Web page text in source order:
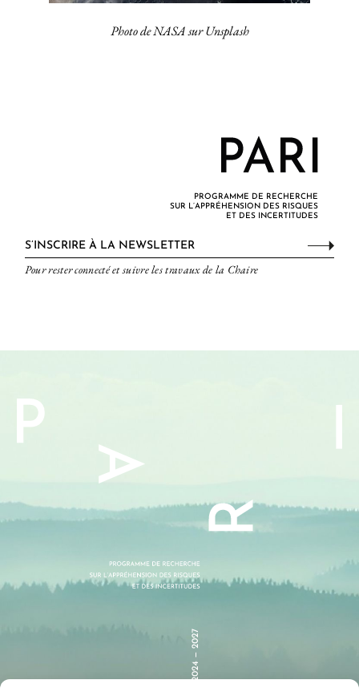
Photo deNASAsurUnsplash
PROGRAMME DE RECHERCHE
SUR L’APPRÉHENSION DES RISQUES
ET DES INCERTITUDES
S’INSCRIRE À LA NEWSLETTER
Pour rester connecté et suivre les travaux de la Chaire